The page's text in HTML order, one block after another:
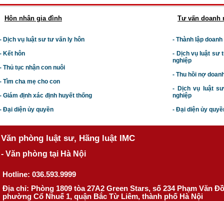
Hôn nhân gia đình
Dịch vụ luật sư tư vấn ly hôn
Kết hôn
Thủ tục nhận con nuôi
Tìm cha mẹ cho con
Giám định xác định huyết thống
Đại diện ủy quyền
Tư vấn doanh
- Thành lập
- Dịch vụ luật sư t
nghiệp
- Thu hồi nợ
- Dịch vụ luật
nghiệp
- Đại diện ủy
Văn phòng luật sư, Hãng luật IMC
- Văn phòng tại Hà Nội
Hotline: 036.593.9999
Địa chỉ: Phòng 1809 tòa 27A2 Green Stars, số 234 Phạm Văn
phường Cổ Nhuế 1, quận Bắc Từ Liêm, thành phố Hà Nội